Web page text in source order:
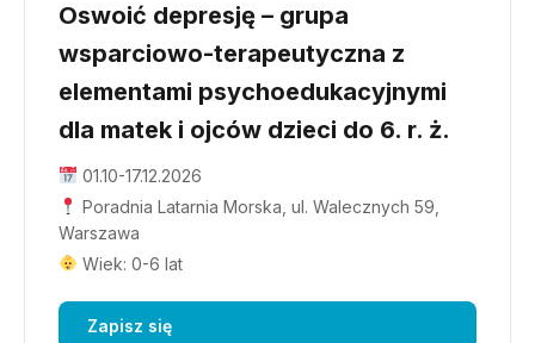
Oswoić depresję – grupa
wsparciowo-terapeutyczna z
elementami psychoedukacyjnymi
dla matek i ojców dzieci do 6. r. ż.
01.10-17.12.2026
Poradnia Latarnia Morska, ul. Walecznych 59,
Warszawa
Wiek: 0-6 lat
Zapisz się